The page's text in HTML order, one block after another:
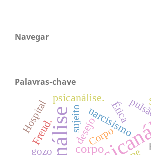
Navegar
Palavras-chave
corpo
desejonarcisismo
Ética
psicanálise.
Freud. Corpo
gozo
sujeito
Hospital